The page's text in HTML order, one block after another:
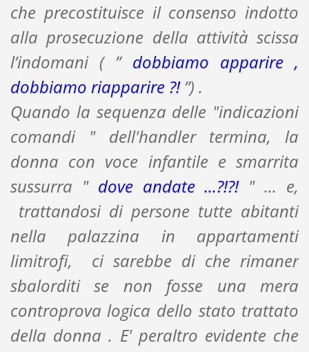
che precostituisce il consenso indotto
alla prosecuzione della attività scissa
l’indomani ( ” dobbiamo apparire ,
dobbiamo riapparire ?!”) .
Quando la sequenza delle "indicazioni
comandi " dell'handler termina, la
donna con voce infantile e smarrita
sussurra " dove andate ...?!?!" ... e,
trattandosi di persone tutte abitanti
nella palazzina in appartamenti
limitrofi, ci sarebbe di che rimaner
sbalorditi se non fosse una mera
controprova logica dello stato trattato
della donna . E' peraltro evidente che